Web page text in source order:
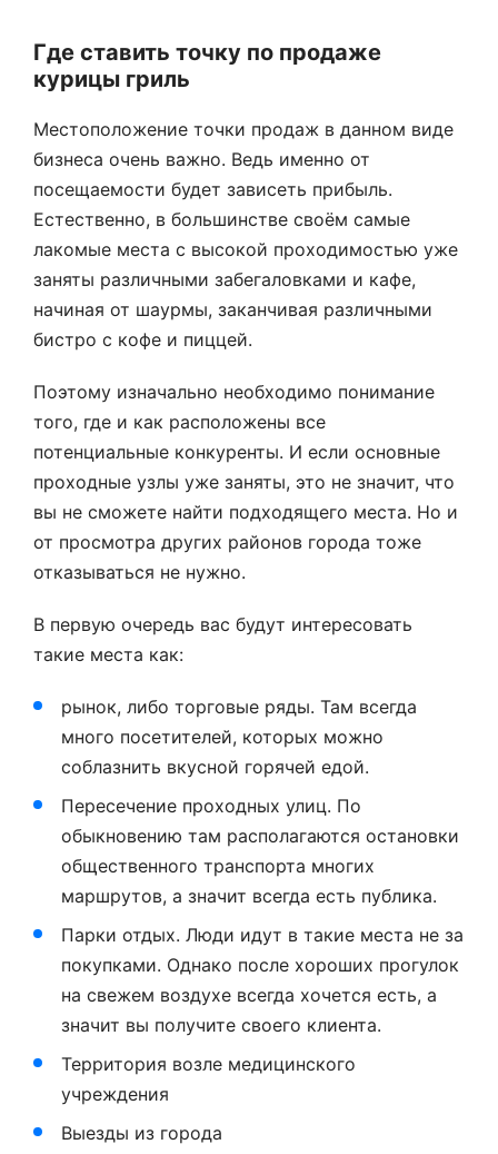
Где ставить точку по продаже
курицы гриль
Местоположение точки продаж в данном виде
бизнеса очень важно. Ведь именно от
посещаемости будет зависеть прибыль.
Естественно, в большинстве своём самые
лакомые места с высокой проходимостью уже
заняты различными забегаловками и кафе,
начиная от шаурмы, заканчивая различными
бистро с кофе и пиццей.
Поэтому изначально необходимо понимание
того, где и как расположены все
потенциальные конкуренты. И если основные
проходные узлы уже заняты, это не значит, что
вы не сможете найти подходящего места. Но и
от просмотра других районов города тоже
отказываться не нужно.
В первую очередь вас будут интересовать
такие места как:
рынок, либо торговые ряды. Там всегда
много посетителей, которых можно
соблазнить вкусной горячей едой.
Пересечение проходных улиц. По
обыкновению там располагаются остановки
общественного транспорта многих
маршрутов, а значит всегда есть публика.
Парки отдых. Люди идут в такие места не за
покупками. Однако после хороших прогулок
на свежем воздухе всегда хочется есть, а
значит вы получите своего клиента.
Территория возле медицинского
учреждения
Выезды из города